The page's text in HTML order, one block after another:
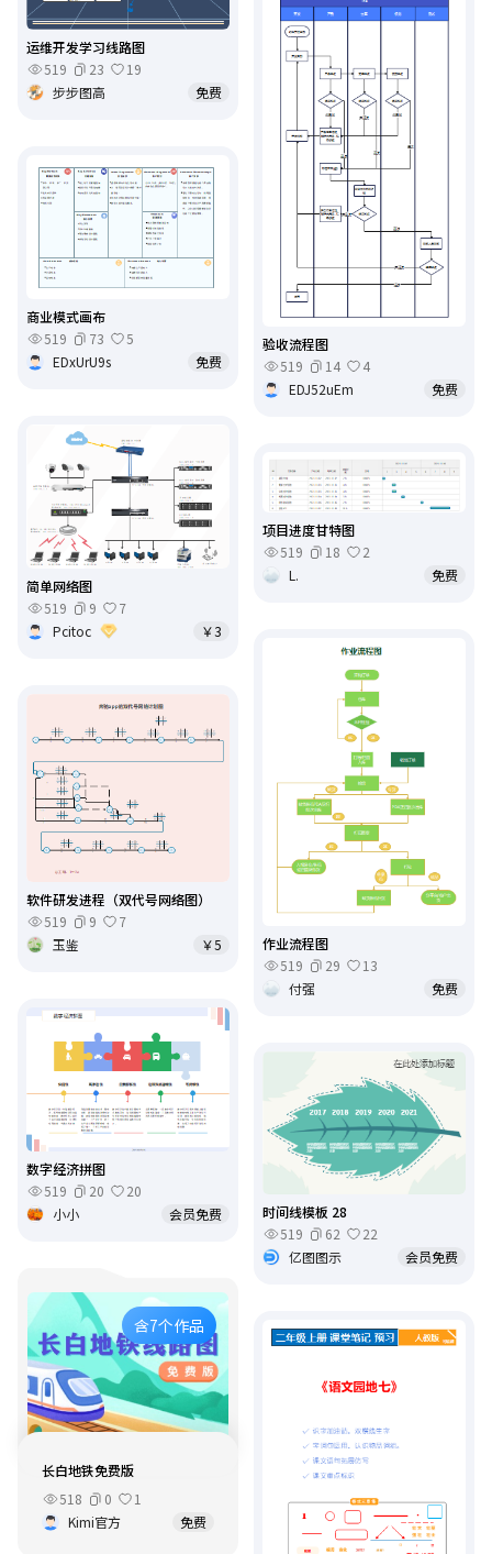
运维开发学习线路图
519
23
19
步步图高
免费
验收流程图
519
14
4
EDJ52uEm
免费
商业模式画布
519
73
5
EDxUrU9s
免费
简单网络图
519
9
7
Pcitoc
￥3
项目进度甘特图
519
18
2
L.
免费
作业流程图
519
29
13
付强
免费
软件研发进程（双代号网络图）
519
9
7
玉鉴
￥5
数字经济拼图
519
20
20
小小
会员免费
时间线模板 28
519
62
22
亿图图示
会员免费
含7个作品
长白地铁免费版
518
0
1
Kimi官方
免费